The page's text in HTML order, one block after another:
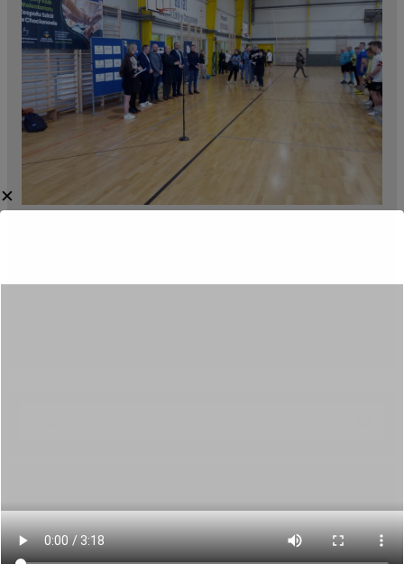
sportowego zachowania.
Dane kontaktowe
Zamówienia publiczne
✕